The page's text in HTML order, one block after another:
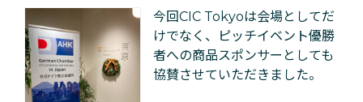
今回CIC Tokyoは会場としてだ
けでなく、ピッチイベント優勝
者への商品スポンサーとしても
協賛させていただきました。